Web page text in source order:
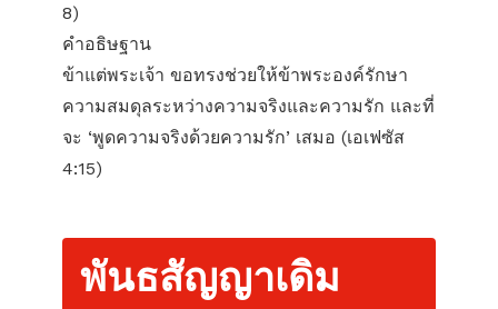
8)
คำอธิษฐาน
ข้าแต่พระเจ้า ขอทรงช่วยให้ข้าพระองค์รักษา
ความสมดุลระหว่างความจริงและความรัก และที่
จะ ‘พูดความจริงด้วยความรัก’ เสมอ (เอเฟซัส
4:15)
พันธสัญญาเดิม